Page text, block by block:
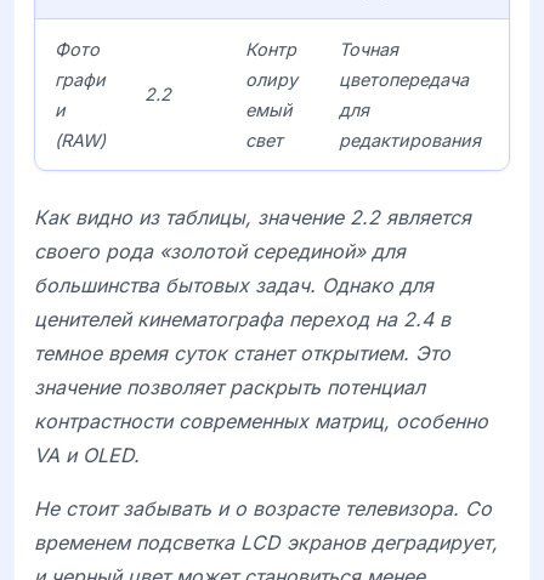
Фото
графи
и
(RAW)
2.2
Контр
олиру
емый
свет
Точная
цветопередача
для
редактирования
Как видно из таблицы, значение 2.2 является
своего рода «золотой серединой» для
большинства бытовых задач. Однако для
ценителей кинематографа переход на 2.4 в
темное время суток станет открытием. Это
значение позволяет раскрыть потенциал
контрастности современных матриц, особенно
VA и OLED.
Не стоит забывать и о возрасте телевизора. Со
временем подсветка LCDэкранов деградирует,